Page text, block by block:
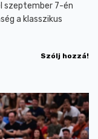
szeptember 7-én
a klasszikus
Szólj hozzá!